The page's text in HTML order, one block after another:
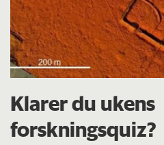
Klarer du ukens
forskningsquiz?